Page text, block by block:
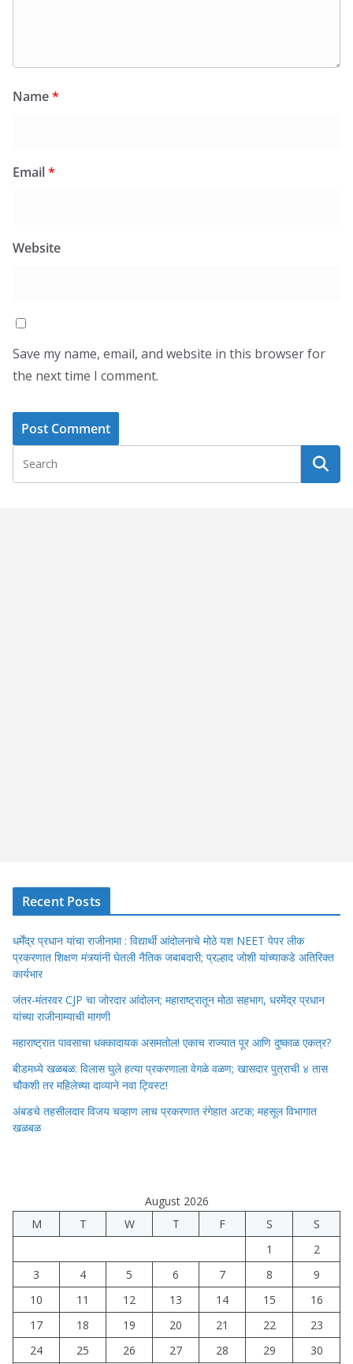
Name*
Email*
Website
Save my name, email, and website in this browser for
the next time I comment.
Recent Posts
धर्मेंद्र प्रधान यांचा राजीनामा : विद्यार्थी आंदोलनाचे मोठे यश NEET पेपर लीक
प्रकरणात शिक्षण मंत्र्यांनी घेतली नैतिक जबाबदारी; प्रल्हाद जोशी यांच्याकडे अतिरिक्त
कार्यभार
जंतर-मंतरवर CJP चा जोरदार आंदोलन; महाराष्ट्रातून मोठा सहभाग, धरमेंद्र प्रधान
यांच्या राजीनाम्याची मागणी
महाराष्ट्रात पावसाचा धक्कादायक असमतोल! एकाच राज्यात पूर आणि दुष्काळ एकत्र?
बीडमध्ये खळबळ: विलास घुले हत्या प्रकरणाला वेगळे वळण; खासदार पुत्राची ४ तास
चौकशी तर महिलेच्या दाव्याने नवा ट्विस्ट!
अंबडचे तहसीलदार विजय चव्हाण लाच प्रकरणात रंगेहात अटक; महसूल विभागात
खळबळ
August 2026
M
T W T F S
S
1
2
3
4 5 6 7 8
9
10
11 12 13 14 15
16
17
18 19 20 21 22
23
24
25 26 27 28 29
30